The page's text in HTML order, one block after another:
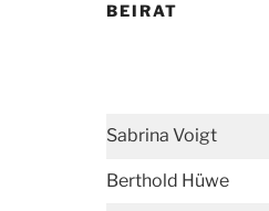
BEIRAT
Sabrina Voigt
Berthold Hüwe